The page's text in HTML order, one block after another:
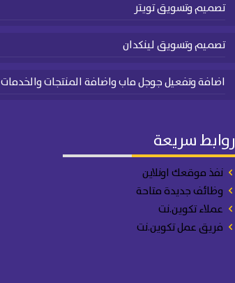
تصميم وتسويق تويتر
تصميم وتسويق لينكدان
اضافة وتفعيل جوجل ماب واضافة المنتجات والخدمات
روابط سريعة
نفذ موقعك اونلاين
وظائف جديدة متاحة
عملاء تكوين.نت
فريق عمل تكوين.نت